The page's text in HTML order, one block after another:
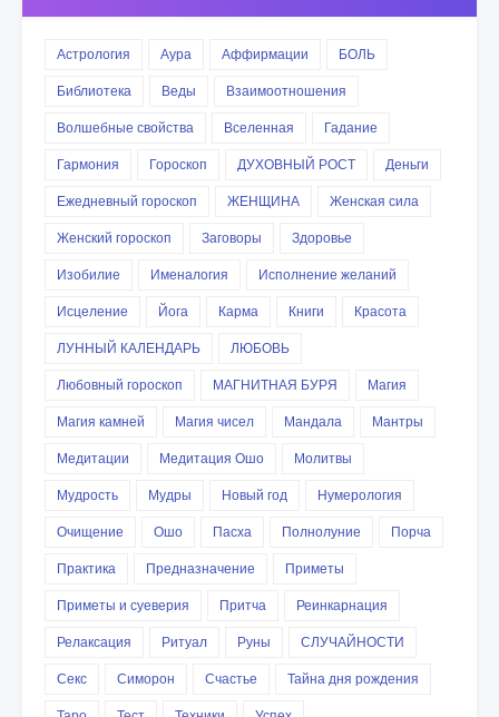
Астрология Аура Аффирмации
БОЛЬ
Библиотека
Веды
Взаимоотношения
Волшебные свойства
Вселенная
Гадание
Гармония
Гороскоп ДУХОВНЫЙ РОСТ
Деньги
Ежедневный гороскоп
ЖЕНЩИНА
Женская сила
Женский гороскоп
Заговоры
Здоровье
Изобилие
Именалогия
Исполнение желаний
Исцеление
Йога Карма Книги
Красота
ЛУННЫЙ КАЛЕНДАРЬ
ЛЮБОВЬ
Любовный гороскоп
МАГНИТНАЯ БУРЯ
Магия
Магия камней
Магия чисел Мандала
Мантры
Медитации
Медитация Ошо
Молитвы
Мудрость
Мудры Новый год
Нумерология
Очищение
Ошо Пасха Полнолуние
Порча
Практика
Предназначение
Приметы
Приметы и суеверия
Притча
Реинкарнация
Релаксация
Ритуал Руны
СЛУЧАЙНОСТИ
Секс
Симорон Счастье
Тайна дня рождения